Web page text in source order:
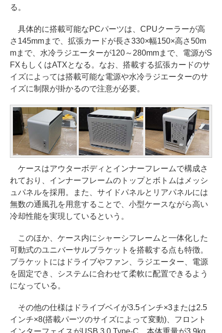
る。
具体的に搭載可能なPCパーツは、CPUクーラーが高
さ145mmまで、拡張カードが長さ330×幅150×高さ50m
mまで、水冷ラジエーターが120～280mmまで、電源がS
FXもしくはATXとなる。なお、搭載する拡張カードのサ
イズによっては搭載可能な電源や水冷ラジエーターのサ
イズに制限が掛かるので注意が必要。
ケースはアウターボディとインナーフレームで構成さ
れており、インナーフレームのトップとボトムはメッシ
ュパネルを採用。また、サイドパネルとリアパネルには
無数の通風孔を用意することで、小型ケースながら高い
冷却性能を実現しているという。
このほか、ケース内にシャーシフレームと一体化した
可動式のユニバーサルブラケットを搭載する点も特徴。
ブラケットにはドライブやファン、ラジエーター、電源
を固定でき、システムに合わせて柔軟に配置できるよう
になっている。
その他の仕様はドライブベイが3.5インチ×3または2.5
インチ×8(搭載パーツのサイズによって変動)、フロント
インターフェイスがUSB 3.0 Type-C、本体重量が3.9kg